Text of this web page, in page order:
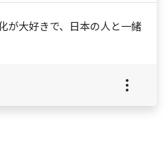
が大好きで、日本の人と一緒